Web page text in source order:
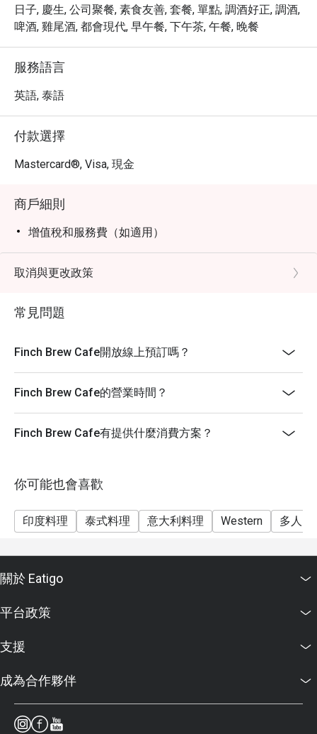
日子, 慶生, 公司聚餐, 素食友善, 套餐, 單點, 調酒好正, 調酒,
啤酒, 雞尾酒, 都會現代, 早午餐, 下午茶, 午餐, 晚餐
服務語言
英語, 泰語
付款選擇
Mastercard®, Visa, 現金
商戶細則
增值稅和服務費（如適用）
取消與更改政策
常見問題
Finch Brew Cafe開放線上預訂嗎？
Finch Brew Cafe的營業時間？
Finch Brew Cafe有提供什麼消費方案？
你可能也會喜歡
印度料理 泰式料理 意大利料理 Western 多人
關於 Eatigo
平台政策
支援
成為合作夥伴